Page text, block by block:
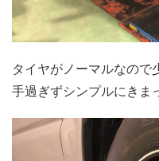
タイヤがノーマルなので
手過ぎずシンプルにきま